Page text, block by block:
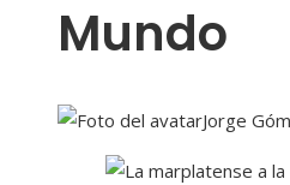
Mundo
Jorge